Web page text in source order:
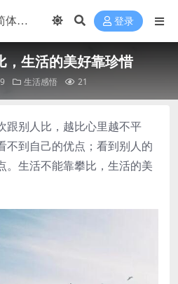
登录
，生活的美好靠珍惜
生活感悟 21
跟别人比，越比心里越不平
不到自己的优点；看到别人的
。生活不能靠攀比，生活的美